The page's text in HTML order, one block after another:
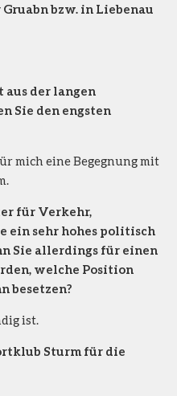
bzw. in Liebenau
der langen
Sie den engsten
mich eine Begegnung mit
für Verkehr,
ein sehr hohes politisch
Sie allerdings für einen
welche Position
besetzen?
ist.
Sturm für die